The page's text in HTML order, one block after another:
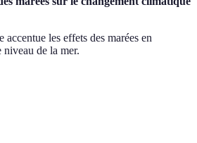
les effets des marées en
niveau de la mer.